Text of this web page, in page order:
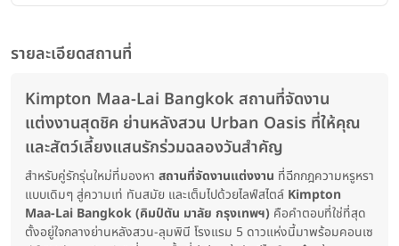
รายละเอียดสถานที่
Kimpton Maa-Lai Bangkok สถานที่จัดงาน
แต่งงานสุดชิค ย่านหลังสวน Urban Oasis ที่ให้คุณ
และสัตว์เลี้ยงแสนรักร่วมฉลองวันสำคัญ
สำหรับคู่รักรุ่นใหม่ที่มองหา สถานที่จัดงานแต่งงาน ที่ฉีกกฎความหรูหรา
แบบเดิมๆ สู่ความเท่ ทันสมัย และเต็มไปด้วยไลฟ์สไตล์ Kimpton
Maa-Lai Bangkok (คิมป์ตัน มาลัย กรุงเทพฯ) คือคำตอบที่ใช่ที่สุด
ตั้งอยู่ใจกลางย่านหลังสวน-ลุมพินี โรงแรม 5 ดาวแห่งนี้มาพร้อมคอนเซ